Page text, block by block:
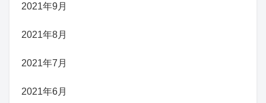
2021年9月
2021年8月
2021年7月
2021年6月